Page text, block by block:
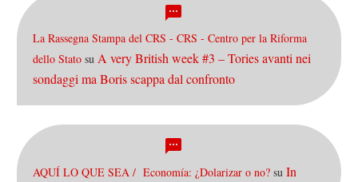
La Rassegna Stampa del CRS - CRS - Centro per la Riforma
dello Stato su A very British week #3 – Tories avanti nei
sondaggi ma Boris scappa dal confronto
AQUÍ LO QUE SEA / Economía: ¿Dolarizar o no? su In